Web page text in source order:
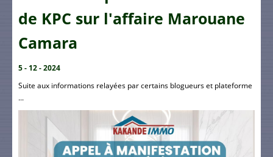
de KPC sur l'affaire Marouane
Camara
5 - 12 - 2024
Suite aux informations relayées par certains blogueurs et plateforme
...